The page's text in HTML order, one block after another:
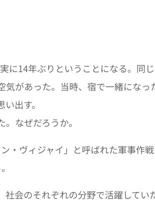
14年ぶりということになる。同
があった。当時、宿で一緒にな
出す。
なぜだろうか。
ヴィジャイ」と呼ばれた軍事作
会のそれぞれの分野で活躍して